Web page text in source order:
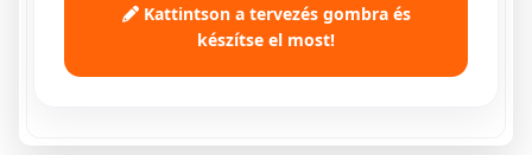
Kattintson a tervezés gombra és
készítse el most!